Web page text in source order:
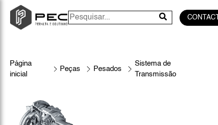
Página
inicial
Peças Pesados
Sistema de
Transmissão